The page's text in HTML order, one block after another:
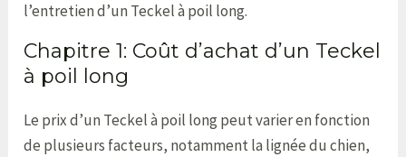
l’entretien d’un Teckel à poil long.
Chapitre 1: Coût d’achat d’un Teckel
à poil long
Le prix d’un Teckel à poil long peut varier en fonction
de plusieurs facteurs, notamment la lignée du chien,